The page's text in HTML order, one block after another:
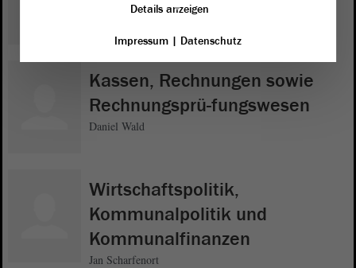
Kassen, Rechnungen sowie
Rechnungsprü-fungswesen
Daniel Wald
Wirtschaftspolitik,
Kommunalpolitik und
Kommunalfinanzen
Jan Scharfenort
Details anzeigen
Impressum| Datenschutz